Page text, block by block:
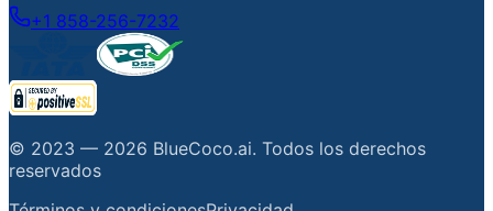
+1 858-256-7232
© 2023 — 2026 BlueCoco.ai. Todos los derechos
reservados